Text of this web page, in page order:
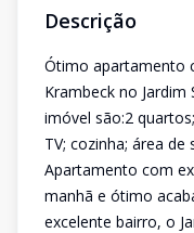
Descrição
Ótimo apartamento
Krambeck no Jardim
imóvel são:2
TV; cozinha; área
Apartamento com
manhã e ótimo
excelente bairro, o